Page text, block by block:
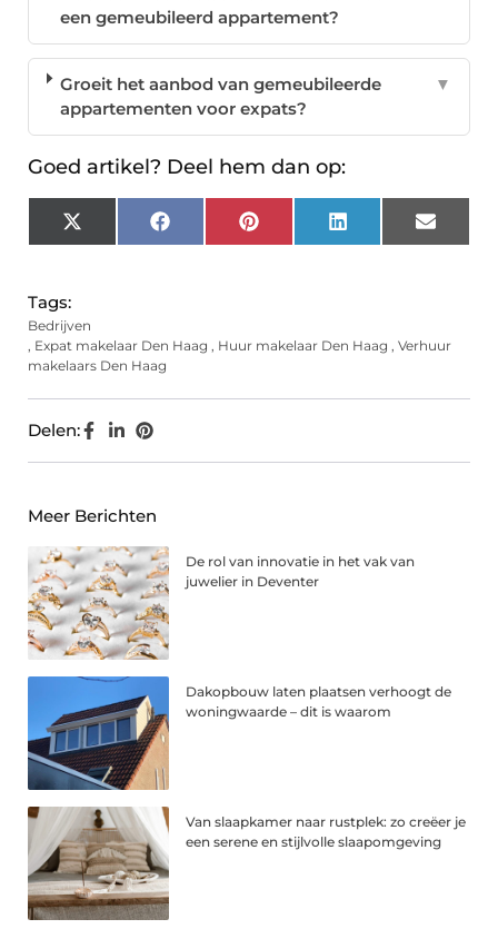
een gemeubileerd appartement?
Groeit het aanbod van gemeubileerde
appartementen voor expats?
▼
Goed artikel? Deel hem dan op:
X
(Twitter)
FacebookPinterest LinkedIn Email
Tags:
Bedrijven
, Expat makelaar Den Haag , Huur makelaar Den Haag , Verhuur
makelaars Den Haag
Delen:
Meer Berichten
De rol van innovatie in het vak van
juwelier in Deventer
Dakopbouw laten plaatsen verhoogt de
woningwaarde – dit is waarom
Van slaapkamer naar rustplek: zo creëer je
een serene en stijlvolle slaapomgeving